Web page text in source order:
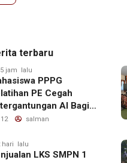
terbaru
jam lalu
PPPG
PE Cegah
AI Bagi
12 salman
hari lalu
LKS SMPN 1